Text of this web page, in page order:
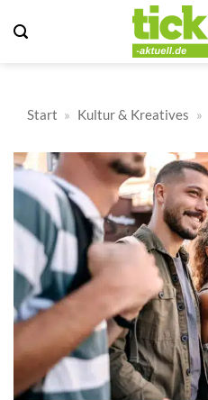
Inhalt
Start » Kultur & Kreatives »